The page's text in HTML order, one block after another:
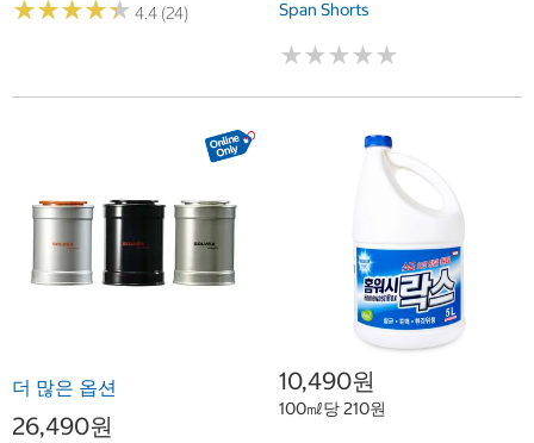
★★★★★
★★★★★ 4.4 (24)
Span Shorts
★★★★★
★★★★★
더 많은 옵션
26,490원
10,490원
100㎖당 210원